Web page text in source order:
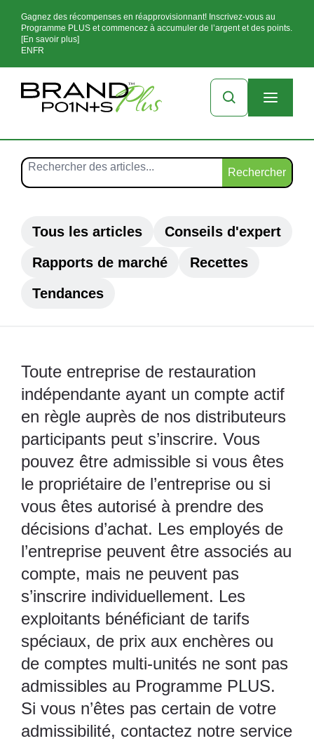
Gagnez des récompenses en réapprovisionnant! Inscrivez-vous au
Programme PLUS et commencez à accumuler de l’argent et des points.
[En savoir plus]
EN FR
Rechercher
Tous les articles
Conseils d'expert
Rapports de marché
Recettes
Tendances
Toute entreprise de restauration
indépendante ayant un compte actif
en règle auprès de nos distributeurs
participants peut s’inscrire. Vous
pouvez être admissible si vous êtes
le propriétaire de l’entreprise ou si
vous êtes autorisé à prendre des
décisions d’achat. Les employés de
l’entreprise peuvent être associés au
compte, mais ne peuvent pas
s’inscrire individuellement. Les
exploitants bénéficiant de tarifs
spéciaux, de prix aux enchères ou
de comptes multi-unités ne sont pas
admissibles au Programme PLUS.
Si vous n’êtes pas certain de votre
admissibilité, contactez notre service